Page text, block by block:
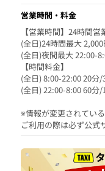
営業時間・料金
【営業時間】24時間営
(全日)24時間最大
(全日)夜間最大 22:00-
【時間料金】
(全日) 8:00-22:00 20分/
(全日) 22:00-8:00 60分/
※情報が変更されてい
ご利用の際は必ず公式